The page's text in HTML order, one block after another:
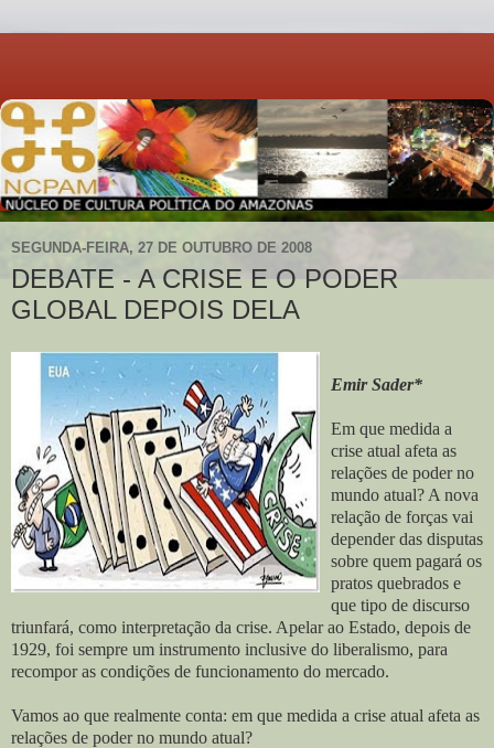
SEGUNDA-FEIRA, 27 DE OUTUBRO DE 2008
DEBATE - A CRISE E O PODER
GLOBAL DEPOIS DELA
Emir Sader*
Em que medida a
crise atual afeta as
relações de poder no
mundo atual? A nova
relação de forças vai
depender das disputas
sobre quem pagará os
pratos quebrados e
que tipo de discurso
triunfará, como interpretação da crise. Apelar ao Estado, depois de
1929, foi sempre um instrumento inclusive do liberalismo, para
recompor as condições de funcionamento do mercado.
Vamos ao que realmente conta: em que medida a crise atual afeta as
relações de poder no mundo atual?